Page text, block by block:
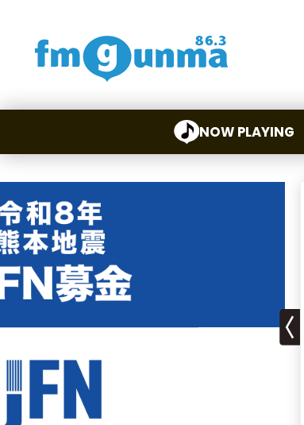
NOW PLAYING